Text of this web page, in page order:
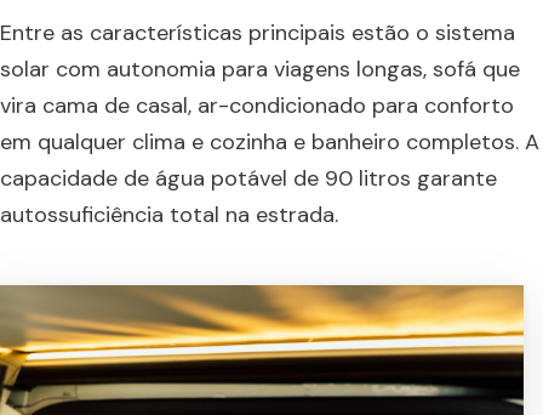
Entre as características principais estão o sistema
solar com autonomia para viagens longas, sofá que
vira cama de casal, ar-condicionado para conforto
em qualquer clima e cozinha e banheiro completos. A
capacidade de água potável de 90 litros garante
autossuficiência total na estrada.